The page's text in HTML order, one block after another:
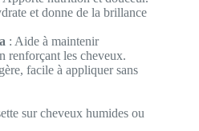
et donne de la brillance
: Aide à maintenir
renforçant les cheveux.
facile à appliquer sans
sur cheveux humides ou